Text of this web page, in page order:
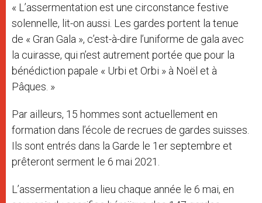
« L’assermentation est une circonstance festive
solennelle, lit-on aussi. Les gardes portent la tenue
de « Gran Gala », c’est-à-dire l’uniforme de gala avec
la cuirasse, qui n’est autrement portée que pour la
bénédiction papale « Urbi et Orbi » à Noël et à
Pâques. »
Par ailleurs, 15 hommes sont actuellement en
formation dans l’école de recrues de gardes suisses.
Ils sont entrés dans la Garde le 1er septembre et
prêteront serment le 6 mai 2021.
L’assermentation a lieu chaque année le 6 mai, en